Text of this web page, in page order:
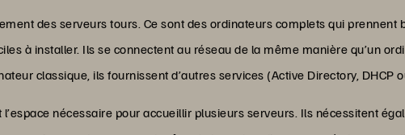
des serveurs tours. Ce sont des ordinateurs complets qui prennent
à installer. Ils se connectent au réseau de la même manière qu’un
classique, ils fournissent d’autres services (Active Directory, DHCP
nécessaire pour accueillir plusieurs serveurs. Ils nécessitent